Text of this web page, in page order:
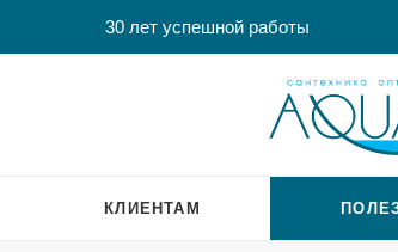
30 лет успешной работы
КЛИЕНТАМ